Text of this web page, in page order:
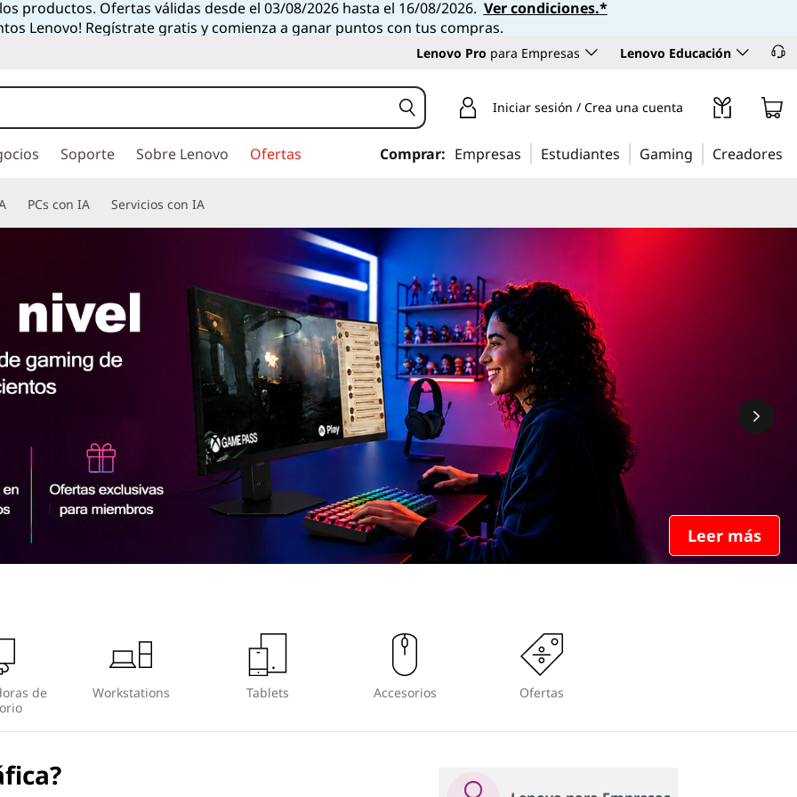
productos. Ofertas válidas desde el 03/08/2026 hasta el 16/08/2026. Ver condiciones.*
Lenovo! Regístrate gratis y comienza a ganar puntos con tus compras.
Lenovo Pro para Empresas Lenovo Educación
Iniciar sesión / Crea una cuenta
Soporte Sobre Lenovo Ofertas Comprar: Empresas Estudiantes Gaming Creadores
PCs con IA Servicios con IA
Leer más
de
Workstations Tablets Accesorios Ofertas